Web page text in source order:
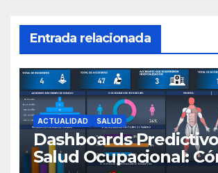
Entrada relacionada
ACTUALIDAD SALUD
Dashboards
Salud Ocupacional: